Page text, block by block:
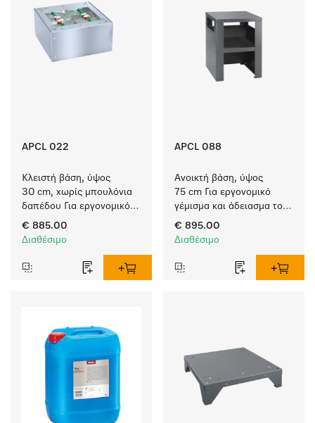
APCL 022
Κλειστή βάση, ύψος
30 cm, χωρίς μπουλόνια
δαπέδου Για εργονομικό
γέμισμα και άδειασμα του
πλυντηρίου ρούχων και
€ 885.00
Διαθέσιμο
APCL 088
Ανοικτή βάση, ύψος
75 cm Για εργονομικό
γέμισμα και άδειασμα του
πλυντηρίου ρούχων και
του στεγνωτηρίου.
€ 895.00
Διαθέσιμο